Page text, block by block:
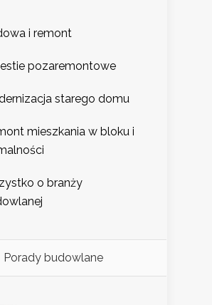
i remont
pozaremontowe
starego domu
mieszkania w bloku i
o branży
Porady budowlane